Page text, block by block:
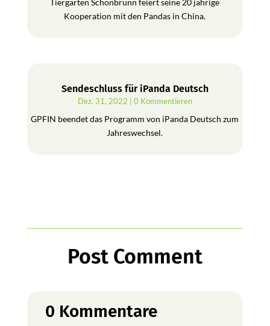
Tiergarten Schönbrunn feiert seine 20 jährige
Kooperation mit den Pandas in China.
Sendeschluss für iPanda Deutsch
Dez. 31, 2022 | 0 Kommentieren
GPFIN beendet das Programm von iPanda Deutsch zum
Jahreswechsel.
Post Comment
0 Kommentare